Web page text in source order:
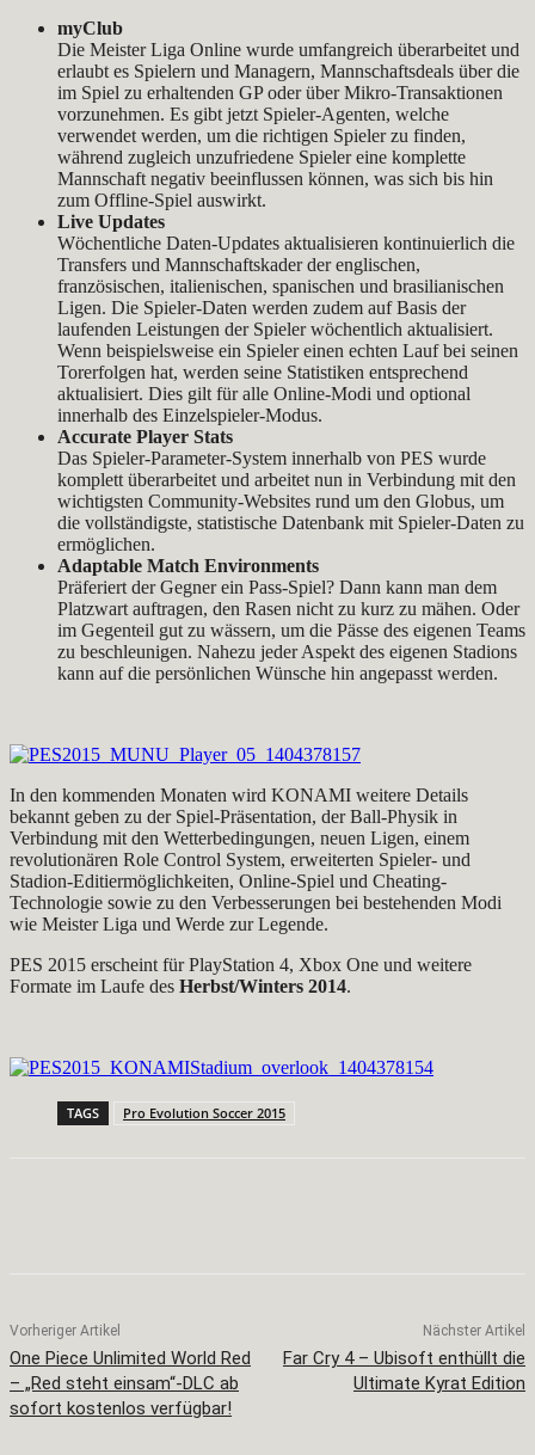
myClub
Die Meister Liga Online wurde umfangreich überarbeitet und
erlaubt es Spielern und Managern, Mannschaftsdeals über die
im Spiel zu erhaltenden GP oder über Mikro-Transaktionen
vorzunehmen. Es gibt jetzt Spieler-Agenten, welche
verwendet werden, um die richtigen Spieler zu finden,
während zugleich unzufriedene Spieler eine komplette
Mannschaft negativ beeinflussen können, was sich bis hin
zum Offline-Spiel auswirkt.
Live Updates
Wöchentliche Daten-Updates aktualisieren kontinuierlich die
Transfers und Mannschaftskader der englischen,
französischen, italienischen, spanischen und brasilianischen
Ligen. Die Spieler-Daten werden zudem auf Basis der
laufenden Leistungen der Spieler wöchentlich aktualisiert.
Wenn beispielsweise ein Spieler einen echten Lauf bei seinen
Torerfolgen hat, werden seine Statistiken entsprechend
aktualisiert. Dies gilt für alle Online-Modi und optional
innerhalb des Einzelspieler-Modus.
Accurate Player Stats
Das Spieler-Parameter-System innerhalb von PES wurde
komplett überarbeitet und arbeitet nun in Verbindung mit den
wichtigsten Community-Websites rund um den Globus, um
die vollständigste, statistische Datenbank mit Spieler-Daten zu
ermöglichen.
Adaptable Match Environments
Präferiert der Gegner ein Pass-Spiel? Dann kann man dem
Platzwart auftragen, den Rasen nicht zu kurz zu mähen. Oder
im Gegenteil gut zu wässern, um die Pässe des eigenen Teams
zu beschleunigen. Nahezu jeder Aspekt des eigenen Stadions
kann auf die persönlichen Wünsche hin angepasst werden.
In den kommenden Monaten wird KONAMI weitere Details
bekannt geben zu der Spiel-Präsentation, der Ball-Physik in
Verbindung mit den Wetterbedingungen, neuen Ligen, einem
revolutionären Role Control System, erweiterten Spieler- und
Stadion-Editiermöglichkeiten, Online-Spiel und Cheating-
Technologie sowie zu den Verbesserungen bei bestehenden Modi
wie Meister Liga und Werde zur Legende.
PES 2015 erscheint für PlayStation 4, Xbox One und weitere
Formate im Laufe des Herbst/Winters 2014.
TAGS Pro Evolution Soccer 2015
Vorheriger Artikel
One Piece Unlimited World Red
– „Red steht einsam“-DLC ab
sofort kostenlos verfügbar!
Nächster Artikel
Far Cry 4 – Ubisoft enthüllt die
Ultimate Kyrat Edition